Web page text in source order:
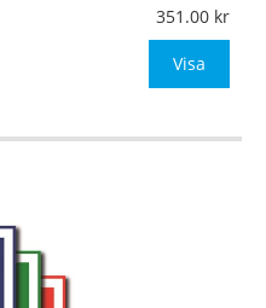
351.00
Visa